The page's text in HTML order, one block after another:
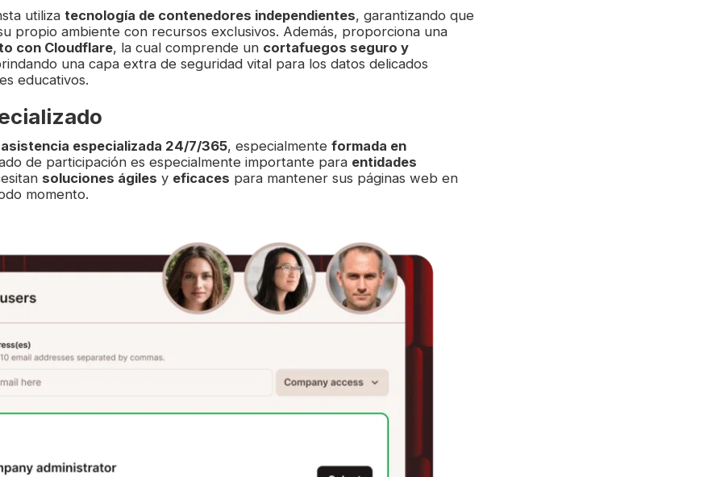
utiliza tecnología de contenedores independientes, garantizando que
propio ambiente con recursos exclusivos. Además, proporciona una
con Cloudflare, la cual comprende un cortafuegos seguro y
una capa extra de seguridad vital para los datos delicados
educativos.
asistencia especializada 24/7/365, especialmente formada en
de participación es especialmente importante para entidades
soluciones ágiles y eficaces para mantener sus páginas web en
momento.